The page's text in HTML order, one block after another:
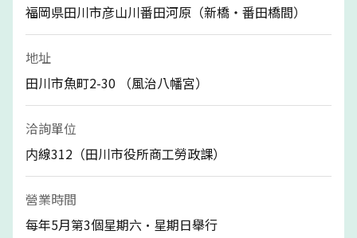
福岡県田川市彦山川番田河原（新橋・番田橋間）
地址
田川市魚町2-30 （風治八幡宮）
洽詢單位
内線312（田川市役所商工勞政課）
營業時間
每年5月第3個星期六·星期日舉行